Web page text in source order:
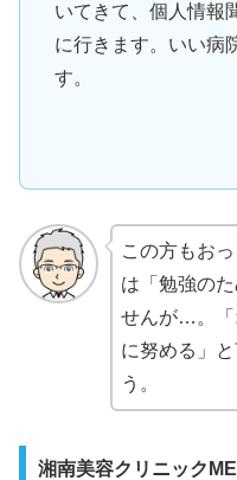
いてきて、個人情報
に行きます。いい病
す。
この方もお
は「勉強の
せんが…。「
に努める」
う。
湘南美容クリニック